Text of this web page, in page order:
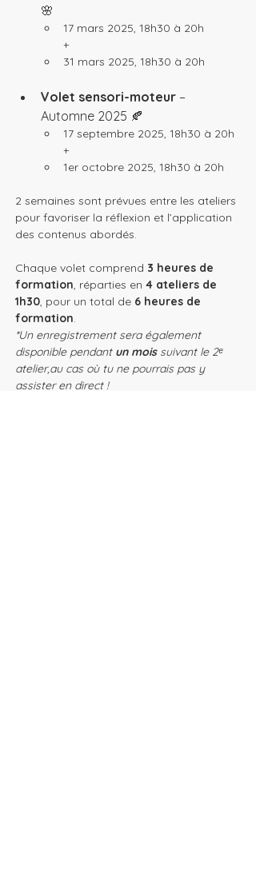
🌸
17 mars 2025, 18h30 à 20h
+
31 mars 2025, 18h30 à 20h
Volet sensori-moteur –
Automne 2025 🍂
17 septembre 2025, 18h30 à 20h
+
1er octobre 2025, 18h30 à 20h
2 semaines sont prévues entre les ateliers
pour favoriser la réflexion et l’application
des contenus abordés.
Chaque volet comprend 3 heures de
formation, réparties en 4 ateliers de
1h30, pour un total de 6 heures de
formation.
*Un enregistrement sera également
disponible pendant un mois suivant le 2ᵉ
atelier,au cas où tu ne pourrais pas y
assister en direct !